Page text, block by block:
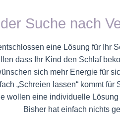
Suche nach
eine Lösung für Ihr
dass Ihr Kind den Schlaf
sich mehr Energie für
„Schreien lassen“ kommt für
wollen eine individuelle
Bisher hat einfach nichts